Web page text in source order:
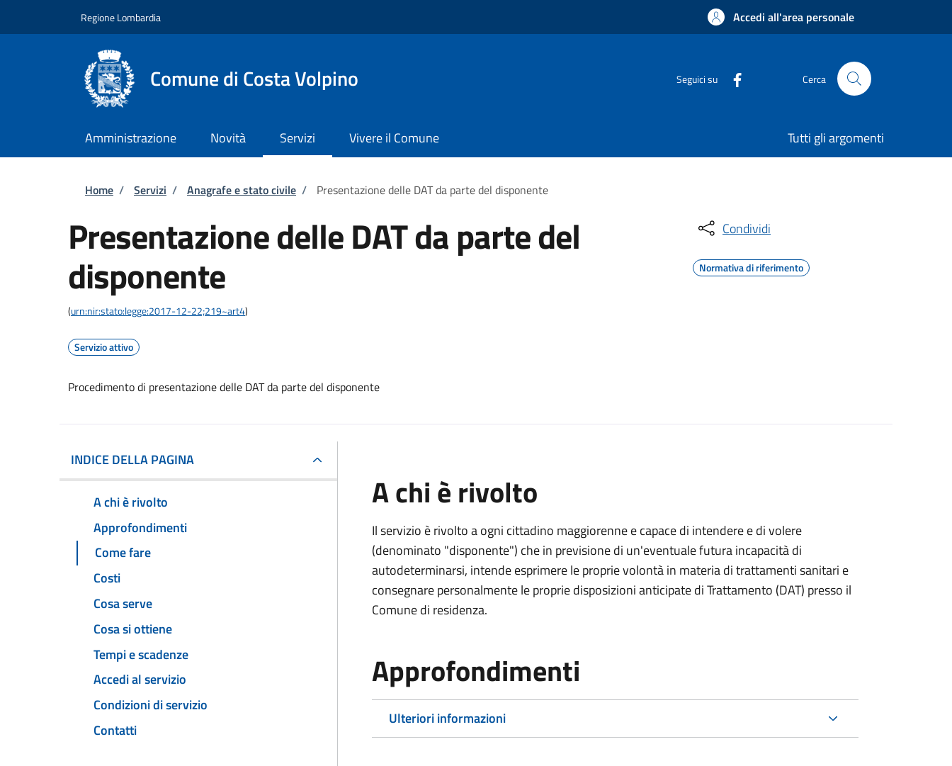
Regione Lombardia Accedi all'area personale
Comune di Costa Volpino Seguici su Cerca
Amministrazione Novità Servizi Vivere il Comune Tutti gli argomenti
Briciole di pane
Home / Servizi / Anagrafe e stato civile / Presentazione delle DAT da parte del disponente
Presentazione delle DAT da parte del
disponente
(urn:nir:stato:legge:2017-12-22;219~art4)
Servizio attivo
Procedimento di presentazione delle DAT da parte del disponente
Condividi
Normativa di riferimento
INDICE DELLA PAGINA
A chi è rivolto
Approfondimenti
Come fare
Costi
Cosa serve
Cosa si ottiene
Tempi e scadenze
Accedi al servizio
Condizioni di servizio
Contatti
A chi è rivolto
Il servizio è rivolto a ogni cittadino maggiorenne e capace di intendere e di volere
(denominato "disponente") che in previsione di un'eventuale futura incapacità di
autodeterminarsi, intende esprimere le proprie volontà in materia di trattamenti sanitari e
consegnare personalmente le proprie disposizioni anticipate di Trattamento (DAT) presso il
Comune di residenza.
Approfondimenti
Ulteriori informazioni